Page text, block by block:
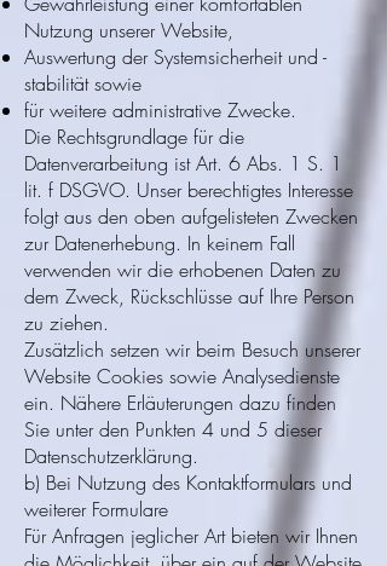
Nutzung unserer Website,
Auswertung der Systemsicherheit und -
stabilität sowie
für weitere administrative Zwecke.
Die Rechtsgrundlage für die
Datenverarbeitung ist Art. 6 Abs. 1 S. 1
lit. f DSGVO. Unser berechtigtes Interesse
folgt aus den oben aufgelisteten Zwecken
zur Datenerhebung. In keinem Fall
verwenden wir die erhobenen Daten zu
dem Zweck, Rückschlüsse auf Ihre Person
zu ziehen.
Zusätzlich setzen wir beim Besuch unserer
Website Cookies sowie Analysedienste
ein. Nähere Erläuterungen dazu finden
Sie unter den Punkten 4 und 5 dieser
Datenschutzerklärung.
b) Bei Nutzung des Kontaktformulars und
weiterer Formulare
Für Anfragen jeglicher Art bieten wir Ihnen